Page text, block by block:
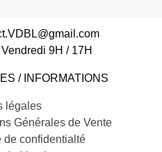
9H / 17H
/ INFORMATIONS
légales
Générales de Vente
de confidentialté